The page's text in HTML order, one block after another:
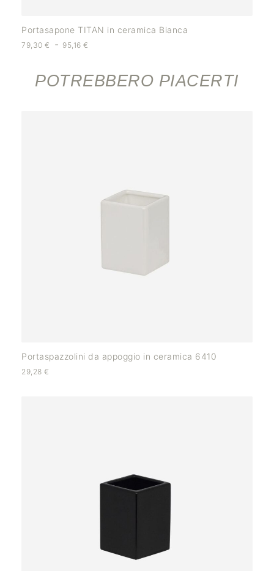
Portasapone TITAN in ceramica Bianca
79,30 € - 95,16€
POTREBBERO PIACERTI
Portaspazzolini da appoggio in ceramica 6410
29,28 €